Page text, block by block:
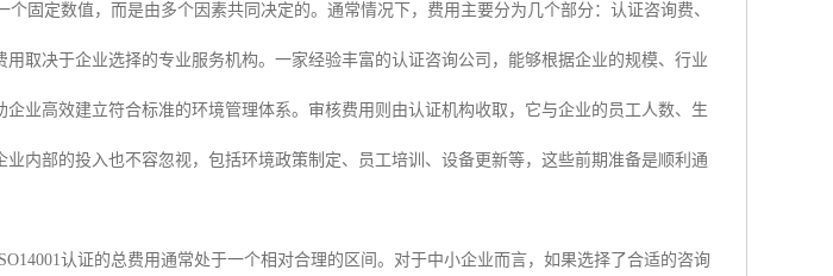
固定数值，而是由多个因素共同决定的。通常情况下，费用主要分为几个部分：认证咨询费、
取决于企业选择的专业服务机构。一家经验丰富的认证咨询公司，能够根据企业的规模、行业
业高效建立符合标准的环境管理体系。审核费用则由认证机构收取，它与企业的员工人数、生
内部的投入也不容忽视，包括环境政策制定、员工培训、设备更新等，这些前期准备是顺利通
认证的总费用通常处于一个相对合理的区间。对于中小企业而言，如果选择了合适的咨询